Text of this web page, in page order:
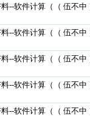
料--软件计算（（ 伍不
料--软件计算（（ 伍不
料--软件计算（（ 伍不
料--软件计算（（ 伍不
料--软件计算（（ 伍不